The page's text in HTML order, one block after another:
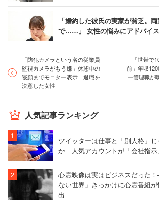
「婚約した彼氏の実家が貧乏。
で……」 女性の悩みにアドバイ
「防犯カメラという名の従業員
監視カメラがもう嫌」休憩中の
寝顔までモニター表示 退職を
決意した女性
「世帯で
前」年収
ー管理職が
人気記事ランキング
ツイッターは仕事と「別人格」
か 人気アカウントが「会社指示
心霊映像は実はビジネスだった
ない世界」きっかけに心霊番組
出